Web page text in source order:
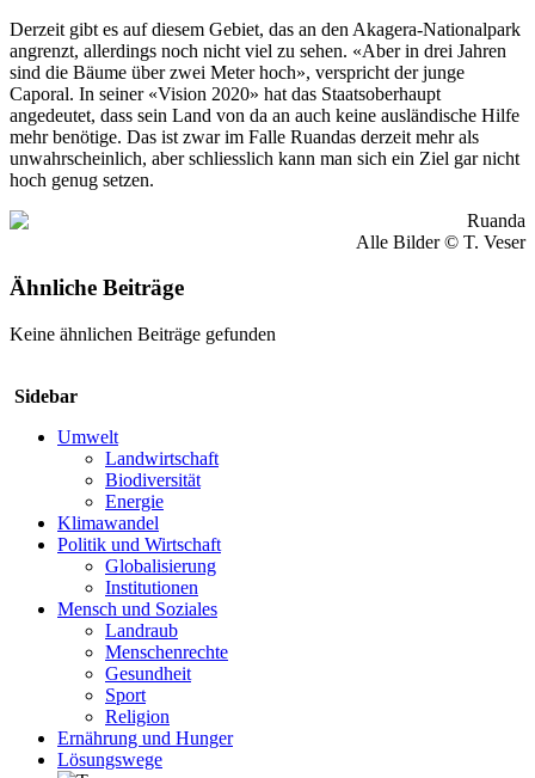
Derzeit gibt es auf diesem Gebiet, das an den Akagera-Nationalpark
angrenzt, allerdings noch nicht viel zu sehen. «Aber in drei Jahren
sind die Bäume über zwei Meter hoch», verspricht der junge
Caporal. In seiner «Vision 2020» hat das Staatsoberhaupt
angedeutet, dass sein Land von da an auch keine ausländische Hilfe
mehr benötige. Das ist zwar im Falle Ruandas derzeit mehr als
unwahrscheinlich, aber schliesslich kann man sich ein Ziel gar nicht
hoch genug setzen.
Alle Bilder © T. Veser
Ähnliche Beiträge
Keine ähnlichen Beiträge gefunden
Sidebar
Umwelt
Landwirtschaft
Biodiversität
Energie
Klimawandel
Politik und Wirtschaft
Globalisierung
Institutionen
Mensch und Soziales
Landraub
Menschenrechte
Gesundheit
Sport
Religion
Ernährung und Hunger
Lösungswege